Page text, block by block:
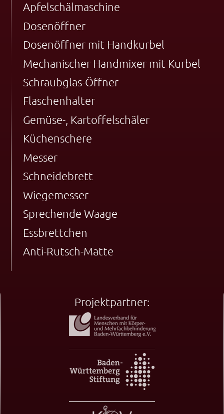
Apfelschälmaschine
Dosenöffner
Dosenöffner mit Handkurbel
Mechanischer Handmixer mit Kurbel
Schraubglas-Öffner
Flaschenhalter
Gemüse-, Kartoffelschäler
Küchenschere
Messer
Schneidebrett
Wiegemesser
Sprechende Waage
Essbrettchen
Anti-Rutsch-Matte
Projektpartner: